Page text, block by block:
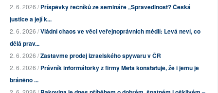
2. 6. 2026 /Příspěvky řečníků ze semináře „Spravedlnost? Česká
justice a její k...
2. 6. 2026 /Vládní chaos ve věci veřejnoprávních médií: Levá neví, co
dělá prav...
2. 6. 2026 /Zastavme prodej izraelského spywaru v ČR
2. 6. 2026 /Právník informátorky z firmy Meta konstatuje, že i jemu je
bráněno ...